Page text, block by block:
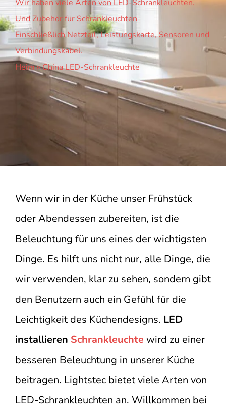
Wir haben viele Arten von LED-Schrankleuchten.
Und Zubehör für Schrankleuchten
Einschließlich Netzteil, Leistungskarte, Sensoren und
Verbindungskabel.
Heim»China LED-Schrankleuchte
Wenn wir in der Küche unser Frühstück
oder Abendessen zubereiten, ist die
Beleuchtung für uns eines der wichtigsten
Dinge. Es hilft uns nicht nur, alle Dinge, die
wir verwenden, klar zu sehen, sondern gibt
den Benutzern auch ein Gefühl für die
Leichtigkeit des Küchendesigns. LED
installieren Schrankleuchte wird zu einer
besseren Beleuchtung in unserer Küche
beitragen. Lightstec bietet viele Arten von
LED-Schrankleuchten an. Willkommen bei